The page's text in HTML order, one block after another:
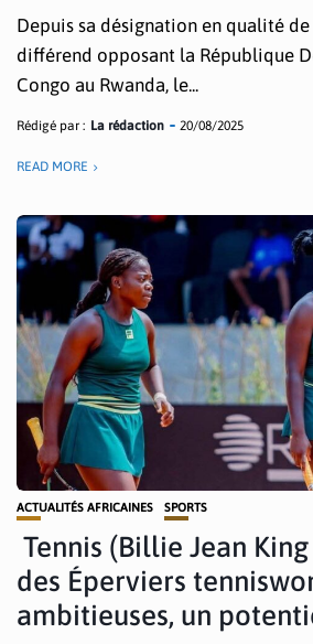
Depuis sa désignation en qualité
différend opposant la République
Congo au Rwanda, le...
Rédigé par : La rédaction 20/08/2025
READ MORE
ACTUALITÉS AFRICAINES SPORTS
Tennis (Billie Jean
des Éperviers
ambitieuses, un